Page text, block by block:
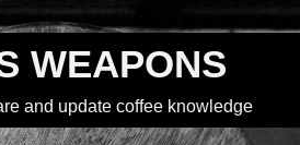
WEAPONS
and update coffee knowledge